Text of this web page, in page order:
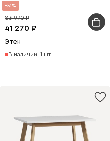
51
41 270
83 970
Этен
В наличии: 1 шт.